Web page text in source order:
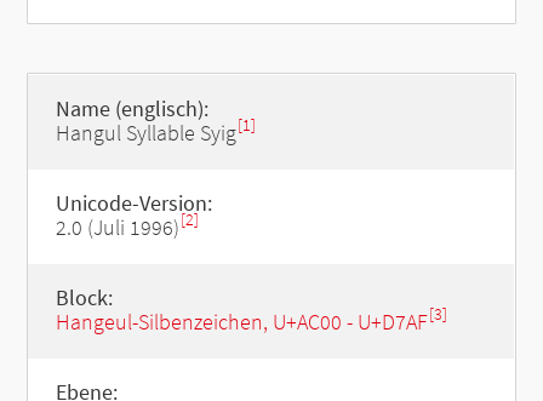
Name (englisch):
Hangul Syllable Syig[1]
Unicode-Version:
2.0 (Juli 1996)[2]
Block:
Hangeul-Silbenzeichen, U+AC00 - U+D7AF[3]
Ebene: